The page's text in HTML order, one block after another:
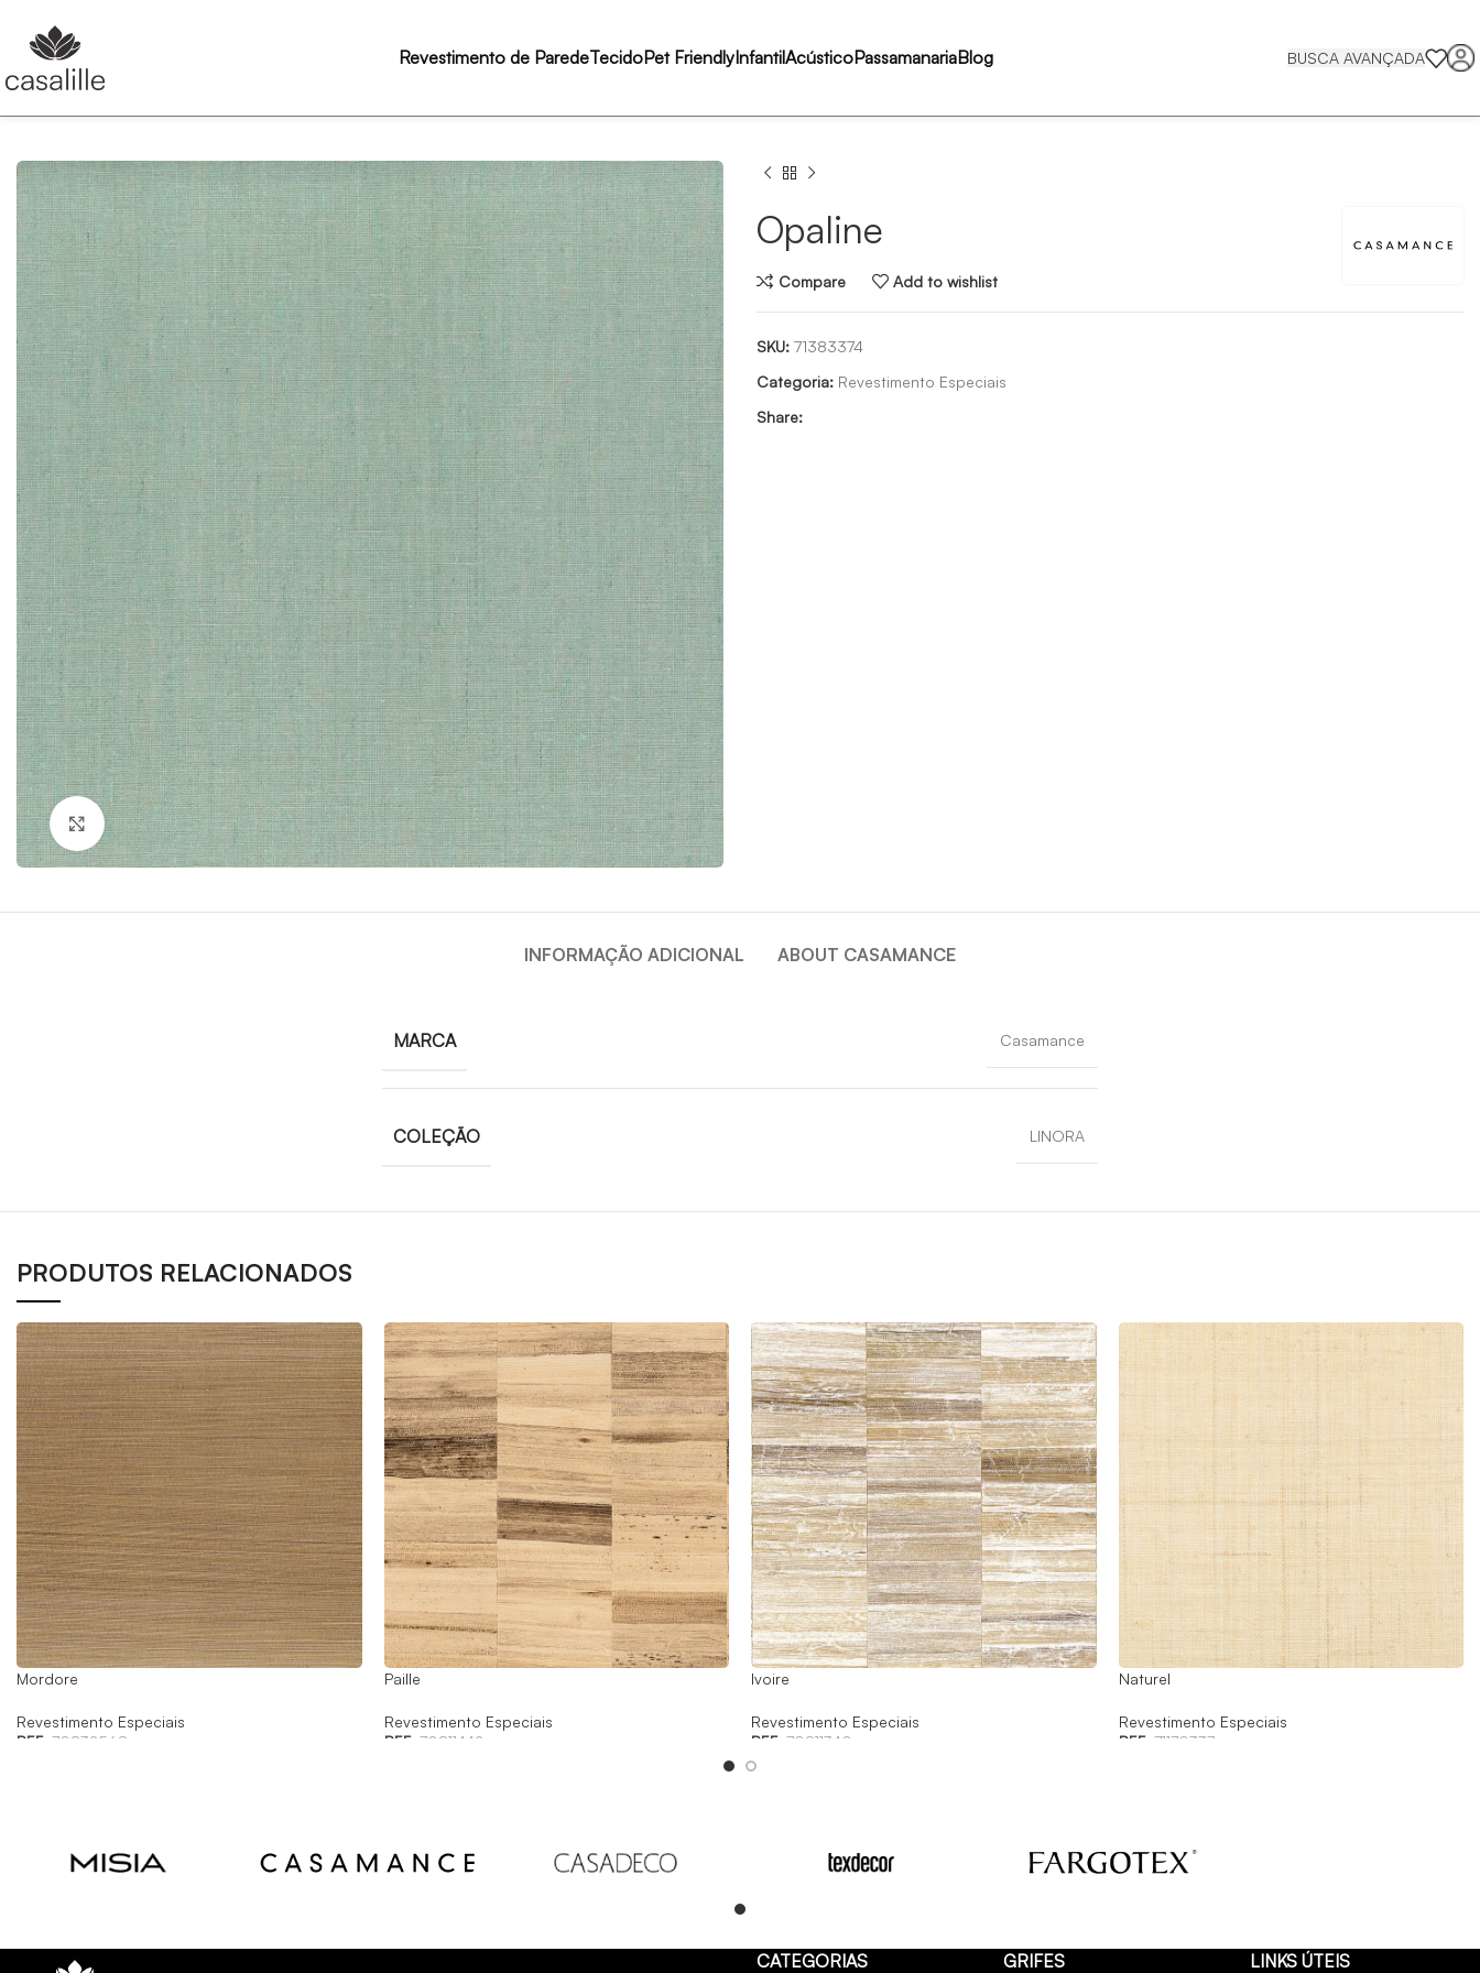
Revestimento de ParedeTecidoPet FriendlyInfantilAcústicoPassamanariaBlog BUSCA AVANÇADA
Click to enlarge
Opaline
Compare Add to wishlist
SKU: 71383374
Categoria: Revestimento Especiais
Share:
INFORMAÇÃO ADICIONAL ABOUT CASAMANCE
MARCA Casamance
COLEÇÃO LINORA
PRODUTOS RELACIONADOS
Mordore
Revestimento Especiais
REF: 70832568
Paille
Revestimento Especiais
REF: 70811442
Ivoire
Revestimento Especiais
REF: 70811340
Naturel
Revestimento Especiais
REF: 71170337
Read
Read
Read
CATEGORIAS GRIFES LINKS ÚTEIS